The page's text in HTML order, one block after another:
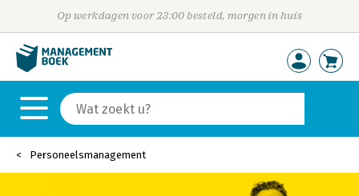
Op werkdagen voor 23:00 besteld, morgen in huis
Personeelsmanagement